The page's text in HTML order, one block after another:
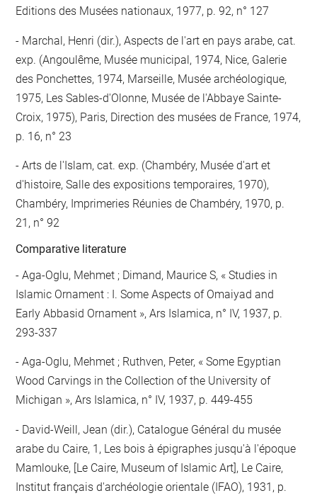
Editions des Musées nationaux, 1977, p. 92, n° 127
Marchal, Henri (dir.), Aspects de l'art en pays arabe, cat.
exp. (Angoulême, Musée municipal, 1974, Nice, Galerie
des Ponchettes, 1974, Marseille, Musée archéologique,
1975, Les Sables-d'Olonne, Musée de l'Abbaye Sainte-
Croix, 1975), Paris, Direction des musées de France, 1974,
p. 16, n° 23
Arts de l'Islam, cat. exp. (Chambéry, Musée d'art et
d'histoire, Salle des expositions temporaires, 1970),
Chambéry, Imprimeries Réunies de Chambéry, 1970, p.
21, n° 92
Comparative literature
- Aga-Oglu, Mehmet ; Dimand, Maurice S, « Studies in
Islamic Ornament : I. Some Aspects of Omaiyad and
Early Abbasid Ornament », Ars Islamica, n° IV, 1937, p.
293-337
- Aga-Oglu, Mehmet ; Ruthven, Peter, « Some Egyptian
Wood Carvings in the Collection of the University of
Michigan », Ars Islamica, n° IV, 1937, p. 449-455
- David-Weill, Jean (dir.), Catalogue Général du musée
arabe du Caire, 1, Les bois à épigraphes jusqu'à l'époque
Mamlouke, [Le Caire, Museum of Islamic Art], Le Caire,
Institut français d'archéologie orientale (IFAO), 1931, p.